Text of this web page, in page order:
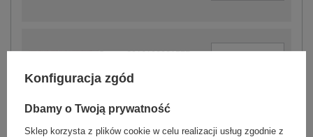
S 2016103231577 - +
M 2016103231584
Konfiguracja zgód
Dbamy o Twoją prywatność
Sklep korzysta z plików cookie w celu realizacji usług zgodnie z